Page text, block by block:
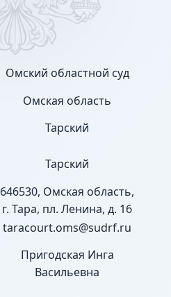
Омский областной суд
Омская область
Тарский
Тарский
646530, Омская область,
г. Тара, пл. Ленина, д. 16
taracourt.oms@sudrf.ru
Пригодская Инга
Васильевна